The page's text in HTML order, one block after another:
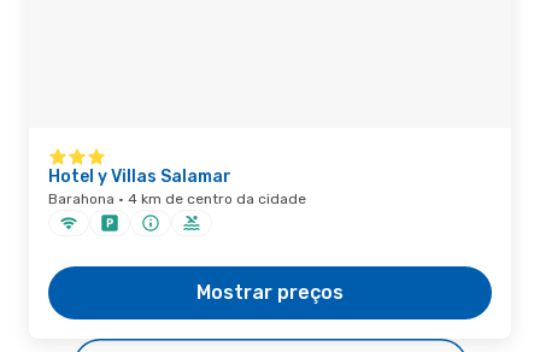
Hotel y Villas Salamar
Barahona · 4 km de centro da cidade
Mostrar preços